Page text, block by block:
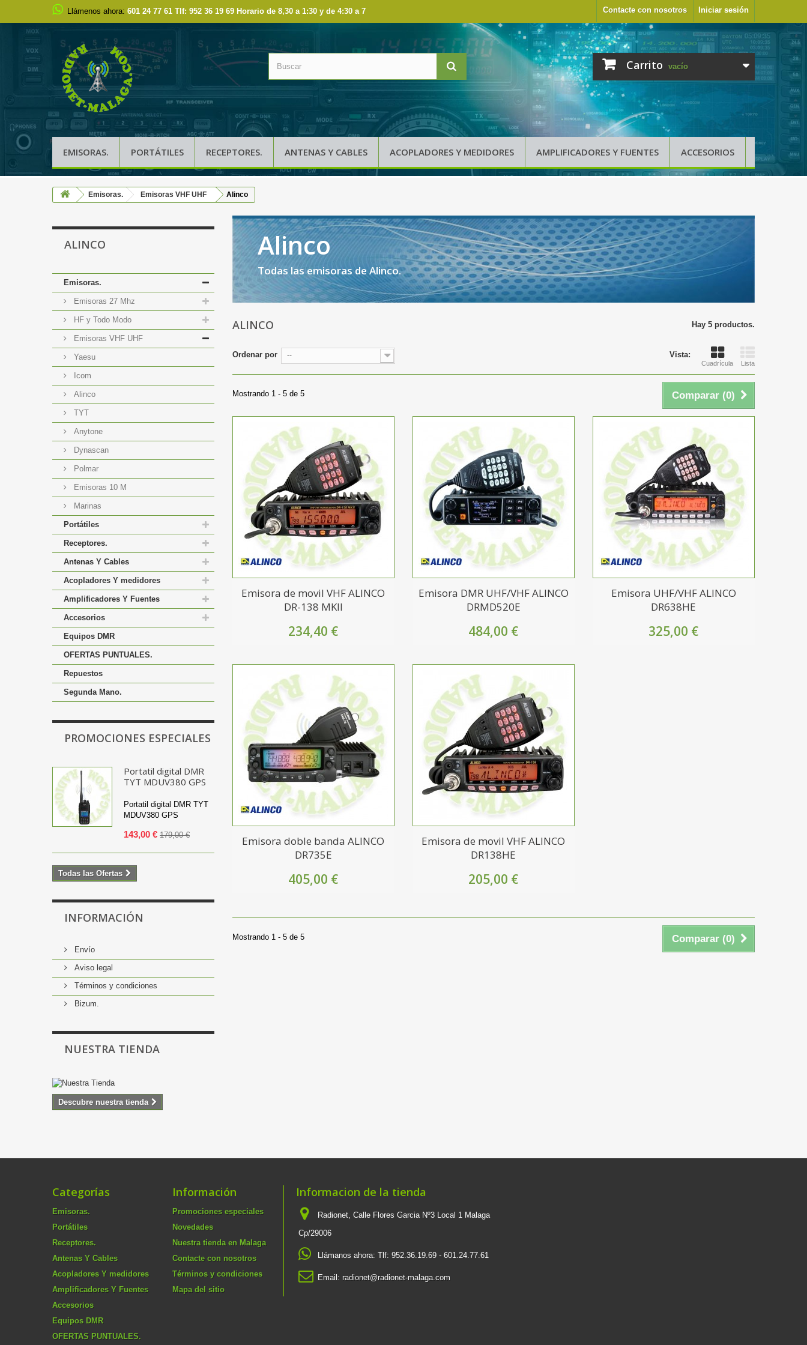
Iniciar sesión
Contacte con nosotros
Llámenos ahora: 601 24 77 61 Tlf: 952 36 19 69 Horario de 8,30 a 1:30 y de 4:30 a 7
Carrito vacío
EMISORAS. PORTÁTILES RECEPTORES. ANTENAS Y CABLES ACOPLADORES Y MEDIDORES AMPLIFICADORES Y FUENTES ACCESORIOS
Emisoras. Emisoras VHF UHF Alinco
ALINCO
Emisoras.
Emisoras 27 Mhz
HF y Todo Modo
Emisoras VHF UHF
Yaesu
Icom
Alinco
TYT
Anytone
Dynascan
Polmar
Emisoras 10 M
Marinas
Portátiles
Receptores.
Antenas Y Cables
Acopladores Y medidores
Amplificadores Y Fuentes
Accesorios
Equipos DMR
OFERTAS PUNTUALES.
Repuestos
Segunda Mano.
PROMOCIONES ESPECIALES
Portatil digital DMR
TYT MDUV380 GPS
Portatil digital DMR TYT
MDUV380 GPS
143,00 € 179,00 €
Todas las Ofertas
INFORMACIÓN
Envío
Aviso legal
Términos y condiciones
Bizum.
NUESTRA TIENDA
Descubre nuestra tienda
Alinco
Todas las emisoras de Alinco.
ALINCO Hay 5 productos.
Vista:
Cuadrícula Lista
Ordenar por --
Comparar (0)
Mostrando 1 - 5 de 5
Emisora de movil VHF ALINCO
DR-138 MKII
234,40 €
Emisora DMR UHF/VHF ALINCO
DRMD520E
484,00 €
Emisora UHF/VHF ALINCO
DR638HE
325,00 €
Emisora doble banda ALINCO
DR735E
405,00 €
Emisora de movil VHF ALINCO
DR138HE
205,00 €
Comparar (0)
Mostrando 1 - 5 de 5
Categorías
Emisoras.
Portátiles
Receptores.
Antenas Y Cables
Acopladores Y medidores
Amplificadores Y Fuentes
Accesorios
Equipos DMR
OFERTAS PUNTUALES.
Información
Promociones especiales
Novedades
Nuestra tienda en Malaga
Contacte con nosotros
Términos y condiciones
Mapa del sitio
Informacion de la tienda
Radionet, Calle Flores Garcia Nº3 Local 1 Malaga
Cp/29006
Llámanos ahora: Tlf: 952.36.19.69 - 601.24.77.61
Email: radionet@radionet-malaga.com